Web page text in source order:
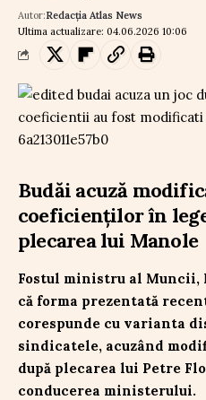
Ultima actualizare: 04.06.2026 10:06
Autor:Redacția Atlas News
Budăi acuză
coeficienților în
plecarea lui Manole
Fostul ministru al Muncii,
că forma prezentată
corespunde cu varianta
sindicatele, acuzând
după plecarea lui Petre
conducerea ministerului.